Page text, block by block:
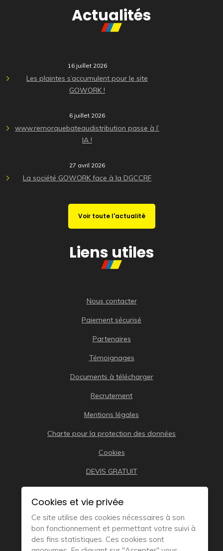
Actualités
16 juillet 2026
Les plaintes s’accumulent pour le site
GOWORK !
6 juillet 2026
www.remorquebateaudistribution passe à l’
IA !
27 avril 2026
La société GOWORK face à la DGCCRF
Voir toute l'actualité
Liens utiles
Nous contacter
Paiement sécurisé
Partenaires
Témoignages
Documents à télécharger
Recrutement
Mentions légales
Charte pour la protection des données
Cookies
DEVIS GRATUIT
Cookies et vie privée
Ce site utilise des cookies nécessaires à son
bon fonctionnement et permettant votre suivi à
des fins statistiques. Ces cookies sont